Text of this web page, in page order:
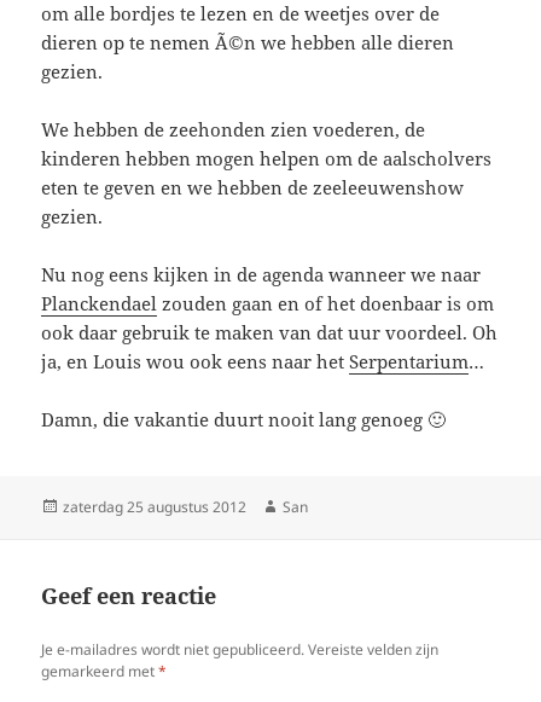
om alle bordjes te lezen en de weetjes over de
dieren op te nemen Ã©n we hebben alle dieren
gezien.
We hebben de zeehonden zien voederen, de
kinderen hebben mogen helpen om de aalscholvers
eten te geven en we hebben de zeeleeuwenshow
gezien.
Nu nog eens kijken in de agenda wanneer we naar
Planckendael zouden gaan en of het doenbaar is om
ook daar gebruik te maken van dat uur voordeel. Oh
ja, en Louis wou ook eens naar hetSerpentarium…
Damn, die vakantie duurt nooit lang genoeg 🙂
Geplaatst
zaterdag 25 augustus 2012 Auteur
San
Geef een reactie
Je e-mailadres wordt niet gepubliceerd. Vereiste velden zijn
gemarkeerd met*